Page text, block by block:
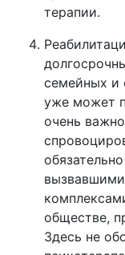
терапии.
семейных и
уже может
очень
обществе,
Здесь не